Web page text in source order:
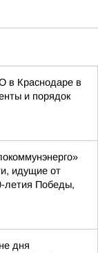
в Краснодаре в
и порядок
идущие от
летия Победы,
дня